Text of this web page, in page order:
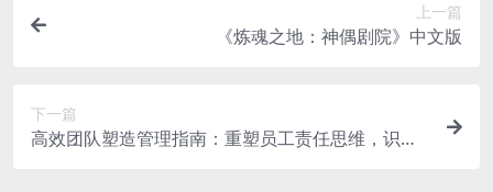
上一篇
《炼魂之地：神偶剧院》中文版
下一篇
高效团队塑造管理指南：重塑员工责任思维，识人